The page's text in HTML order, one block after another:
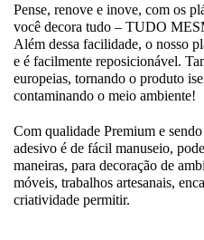
Pense, renove e inove, com os
você decora tudo – TUDO
Além dessa facilidade, o nosso
e é facilmente reposicionável.
europeias, tornando o produto
contaminando o meio ambiente!
Com qualidade Premium e
adesivo é de fácil manuseio,
maneiras, para decoração de
móveis, trabalhos artesanais,
criatividade permitir.